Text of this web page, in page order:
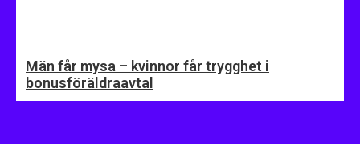
Män får mysa – kvinnor får trygghet i
bonusföräldraavtal